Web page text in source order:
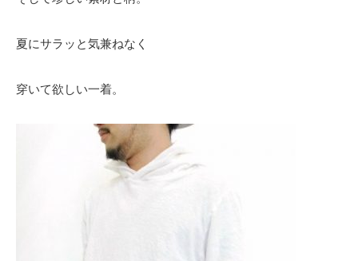
夏にサラッと気兼ねなく
穿いて欲しい一着。